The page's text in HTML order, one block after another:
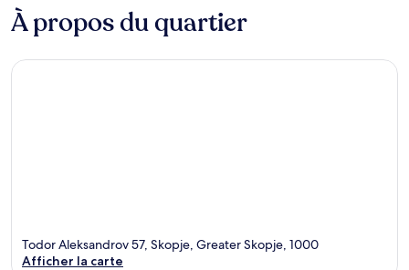
À propos du quartier
Todor Aleksandrov 57, Skopje, Greater Skopje, 1000
Afficher la carte